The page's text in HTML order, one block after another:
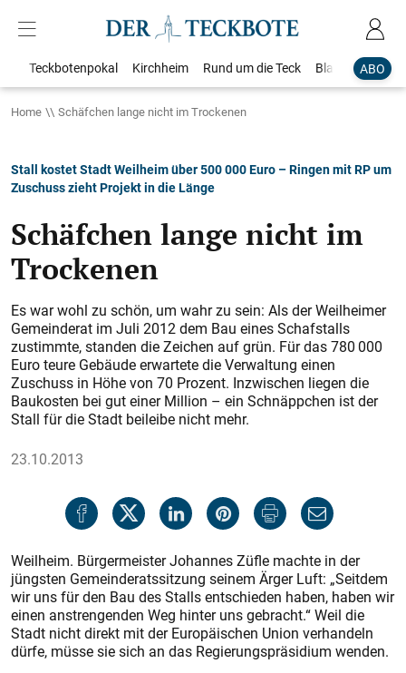
ABO
Teckbotenpokal Kirchheim Rund um die Teck Blaulicht
Home Schäfchen lange nicht im Trockenen
Stall kostet Stadt Weilheim über 500 000 Euro – Ringen mit RP um
Zuschuss zieht Projekt in die Länge
Schäfchen lange nicht im
Trockenen
Es war wohl zu schön, um wahr zu sein: Als der Weilheimer
Gemeinderat im Juli 2012 dem Bau eines Schafstalls
zustimmte, standen die Zeichen auf grün. Für das 780 000
Euro teure Gebäude erwartete die Verwaltung einen
Zuschuss in Höhe von 70 Prozent. Inzwischen liegen die
Baukosten bei gut einer Million – ein Schnäppchen ist der
Stall für die Stadt beileibe nicht mehr.
23.10.2013
Weilheim. Bürgermeister Johannes Züfle machte in der
jüngsten Gemeinderatssitzung seinem Ärger Luft: „Seitdem
wir uns für den Bau des Stalls entschieden haben, haben wir
einen anstrengenden Weg hinter uns gebracht.“ Weil die
Stadt nicht direkt mit der Europäischen Union verhandeln
dürfe, müsse sie sich an das Regierungspräsidium wenden.